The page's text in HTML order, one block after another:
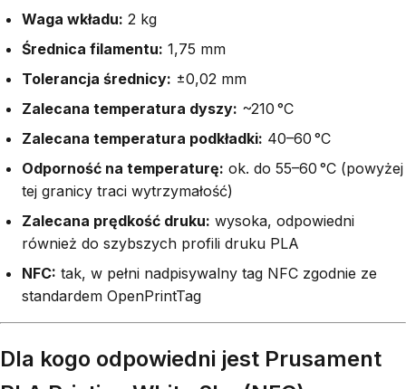
Waga wkładu: 2 kg
Średnica filamentu: 1,75 mm
Tolerancja średnicy: ±0,02 mm
Zalecana temperatura dyszy: ~210 °C
Zalecana temperatura podkładki: 40–60 °C
Odporność na temperaturę: ok. do 55–60 °C (powyżej
tej granicy traci wytrzymałość)
Zalecana prędkość druku: wysoka, odpowiedni
również do szybszych profili druku PLA
NFC: tak, w pełni nadpisywalny tag NFC zgodnie ze
standardem OpenPrintTag
Dla kogo odpowiedni jest Prusament